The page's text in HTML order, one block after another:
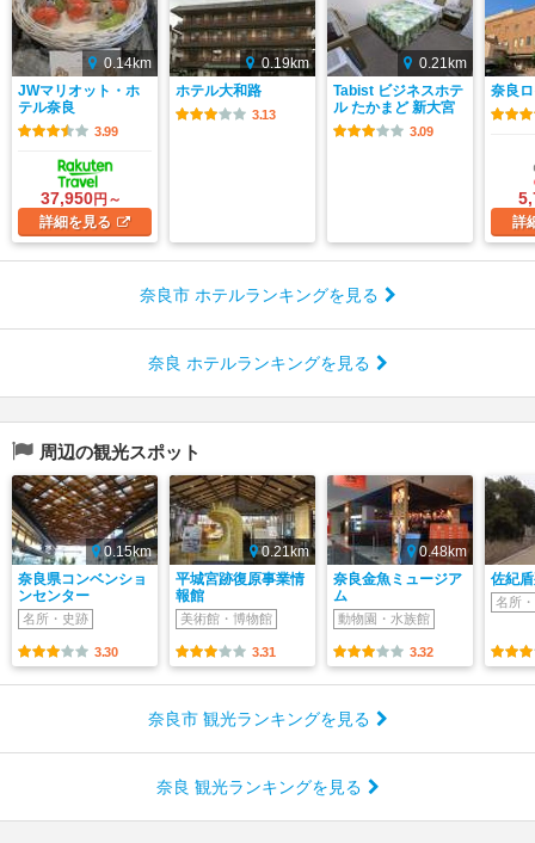
0.14km
JWマリオット・ホ
テル奈良
3.99
37,950円～
詳細を見る
0.19km
ホテル大和路
3.13
0.21km
Tabist ビジネスホテ
ル たかまど 新大宮
3.09
奈良
詳
奈良市 ホテルランキングを見る
奈良 ホテルランキングを見る
周辺の観光スポット
0.15km
奈良県コンベンショ
ンセンター
名所・史跡
3.30
0.21km
平城宮跡復原事業情
報館
美術館・博物館
3.31
0.48km
奈良金魚ミュージア
ム
動物園・水族館
3.32
佐紀
名所
奈良市 観光ランキングを見る
奈良 観光ランキングを見る